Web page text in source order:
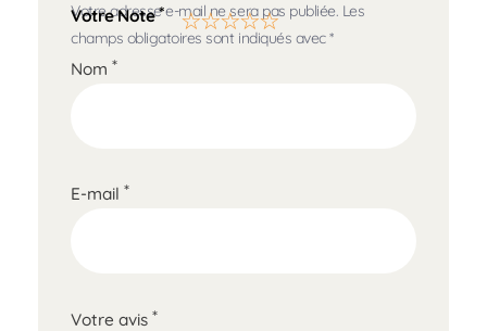
Votre adresse e-mail ne sera pas publiée. Les
champs obligatoires sont indiqués avec*
Nom *
E-mail *
Votre Note*
Votre avis *